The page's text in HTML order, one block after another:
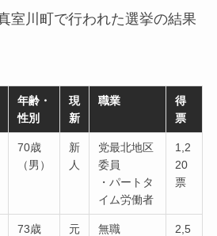
室川町で行われた選挙の結果
年齢・
性別
現
新
職業
得
票
70歳
（男）
新
人
党最北地区
委員
・パートタ
イム労働者
1,2
20
票
73歳
元
無職
2,5